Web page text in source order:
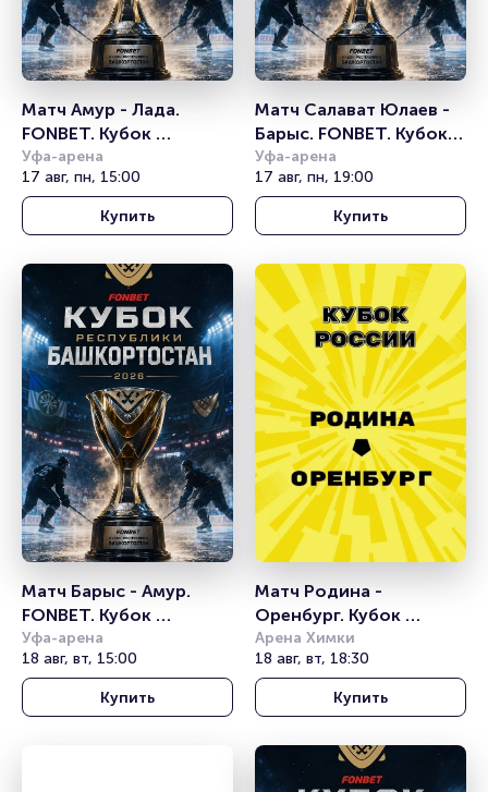
Матч Амур - Лада.
FONBET. Кубок
Республики
Башкортостан
Уфа-арена
17 авг, пн, 15:00
Купить
Матч Салават Юлаев -
Барыс. FONBET. Кубок
Республики
Башкортостан
Уфа-арена
17 авг, пн, 19:00
Купить
Матч Барыс - Амур.
FONBET. Кубок
Республики
Башкортостан
Уфа-арена
18 авг, вт, 15:00
Купить
Матч Родина -
Оренбург. Кубок
России
Арена Химки
18 авг, вт, 18:30
Купить